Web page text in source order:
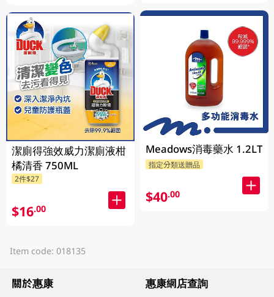
潔廁得強效威力潔廁液柑
橘清香 750ML
2件$27
$16.00
Meadows消毒藥水 1.2LT
指定分類送贈品
$40.00
Item code: 018135
關於惠康 惠康網店查詢